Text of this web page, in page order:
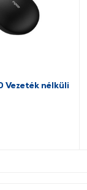
Vezeték nélküli